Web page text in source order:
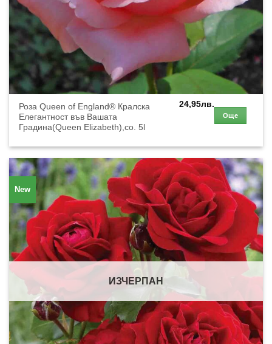
Роза Queen of England® Кралска
Елегантност във Вашата
Градина(Queen Elizabeth),co. 5l
24,95лв.
Още
New
ИЗЧЕРПАН